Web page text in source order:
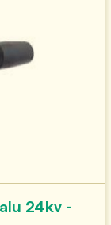
24kv -